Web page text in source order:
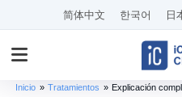
简体中文 한국어 日
Inicio » Tratamientos » Explicación